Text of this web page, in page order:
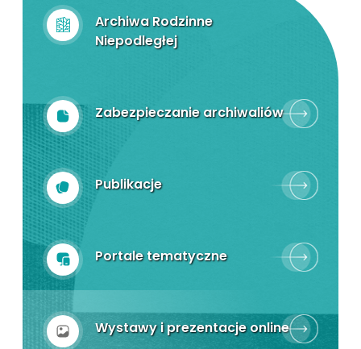
Archiwa Rodzinne
Niepodległej
Zabezpieczanie archiwaliów
Publikacje
Portale tematyczne
Wystawy i prezentacje online